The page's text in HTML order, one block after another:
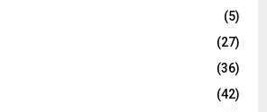
(5)
(27)
(36)
(42)